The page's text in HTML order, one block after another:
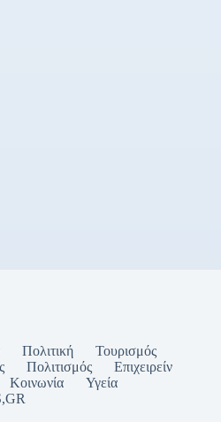
Πολιτική
Τουρισμός
Πολιτισμός
Επιχειρείν
Κοινωνία
Υγεία